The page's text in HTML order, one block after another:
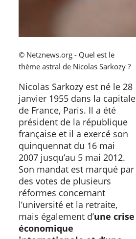
© Netznews.org - Quel est le
thème astral de Nicolas Sarkozy ?
Nicolas Sarkozy est né le 28
janvier 1955 dans la capitale
de France, Paris. Il a été
président de la république
française et il a exercé son
quinquennat du 16 mai
2007 jusqu’au 5 mai 2012.
Son mandat est marqué par
des votes de plusieurs
réformes concernant
l’université et la retraite,
mais également d’une crise
économique